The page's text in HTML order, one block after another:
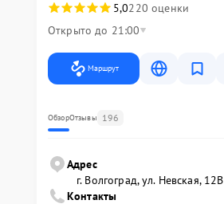
5,0220 оценки
Открыто до 21:00
Маршрут
ОбзорОтзывы 196
Адрес
г. Волгоград, ул. Невская, 12В
Контакты